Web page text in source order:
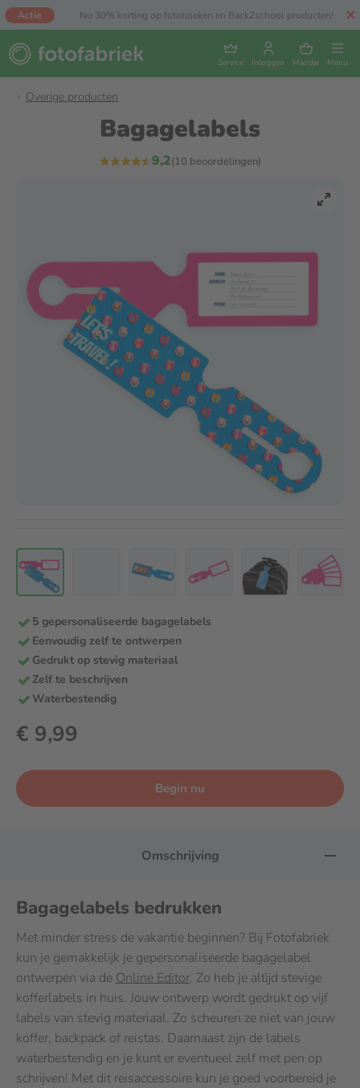
Actie Nu 30% korting op fotoboeken en Back2school producten!
Service Inloggen Mandje Menu
Overige producten
Bagagelabels
9,2(10 beoordelingen)
5 gepersonaliseerde bagagelabels
Eenvoudig zelf te ontwerpen
Gedrukt op stevig materiaal
Zelf te beschrijven
Waterbestendig
€ 9,99
Begin nu
Omschrijving
Bagagelabels bedrukken
Met minder stress de vakantie beginnen? Bij Fotofabriek
kun je gemakkelijk je gepersonaliseerde bagagelabel
ontwerpen via de Online Editor. Zo heb je altijd stevige
kofferlabels in huis. Jouw ontwerp wordt gedrukt op vijf
labels van stevig materiaal. Zo scheuren ze niet van jouw
koffer, backpack of reistas. Daarnaast zijn de labels
waterbestendig en je kunt er eventueel zelf met pen op
schrijven! Met dit reisaccessoire kun je goed voorbereid je